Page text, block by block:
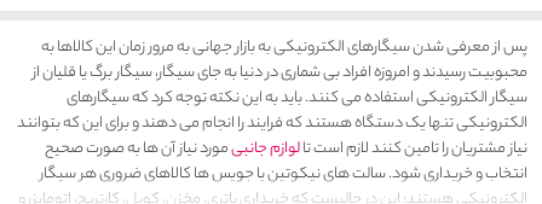
پس از معرفی شدن سیگارهای الکترونیکی به بازار جهانی به مرور زمان این کالاها به
محبوبیت رسیدند و امروزه افراد بی شماری در دنیا به جای سیگار، سیگار برگ یا قلیان از
سیگار الکترونیکی استفاده می کنند. باید به این نکته توجه کرد که سیگارهای
الکترونیکی تنها یک دستگاه هستند که فرایند را انجام می دهند و برای این که بتوانند
نیاز مشتریان را تامین کنند لازم است تالوازم جانبیمورد نیاز آن ها به صورت صحیح
انتخاب و خریداری شود. سالت های نیکوتین یا جویس ها کالاهای ضروری هر سیگار